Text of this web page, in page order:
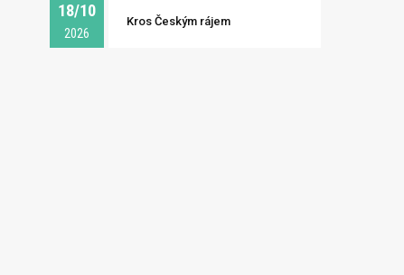
18/10
2026
Kros Českým rájem